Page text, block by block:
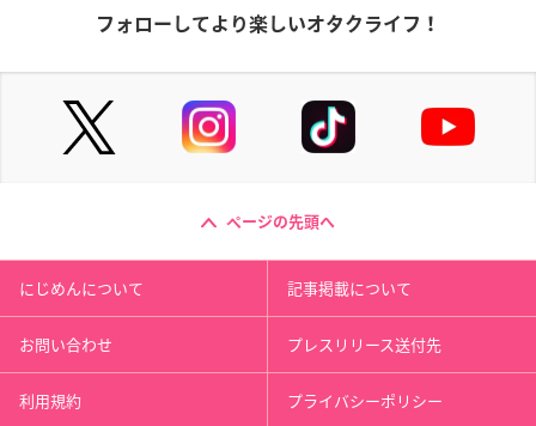
フォローしてより楽しいオタクライフ！
ページの先頭へ
にじめんについて 記事掲載について
お問い合わせ プレスリリース送付先
利用規約 プライバシーポリシー